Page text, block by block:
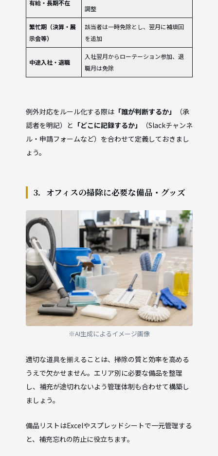
有給・長期不在
調整
繁忙期（決算・展
示会等）
該当者は一時免除とし、翌月に補填回
を追加
中途入社・退職
入社翌月からローテーション参加、退
職月は免除
例外対応をルール化する際は「誰が判断するか」
（承
認者を明記）と 「どこに記録するか」
（Slackチャンネ
ル・申請フォームなど）を合わせて定義しておきまし
ょう。
3．オフィスの掃除に必要な備品・グッズ
※AI生成によるイメージ画像
適切な道具を揃えることは、掃除の質と効率を高める
うえで欠かせません。エリア別に必要な備品を整理
し、補充が途切れないよう管理体制も合わせて構築し
ましょう。
備品リストはExcelやスプレッドシートで一元管理する
と、補充忘れの防止に役立ちます。